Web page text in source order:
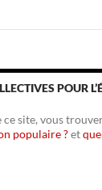
POUR
ce site, vous
populaire ?et